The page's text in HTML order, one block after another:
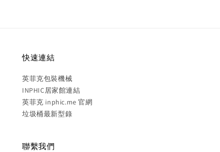
快速連結
英菲克包裝機械
INPHIC居家館連結
英菲克 inphic.me 官網
垃圾桶最新型錄
聯繫我們